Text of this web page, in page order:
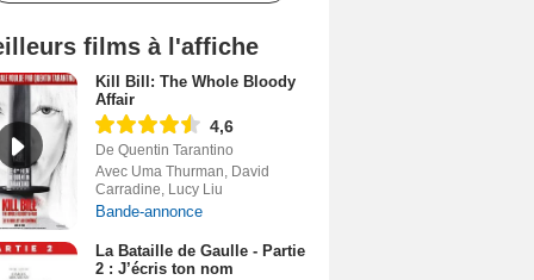
films à l'affiche
Kill Bill: The Whole Bloody
Affair
4,6
De Quentin Tarantino
Avec Uma Thurman, David
Carradine, Lucy Liu
Bande-annonce
La Bataille de Gaulle - Partie
2 : J’écris ton nom